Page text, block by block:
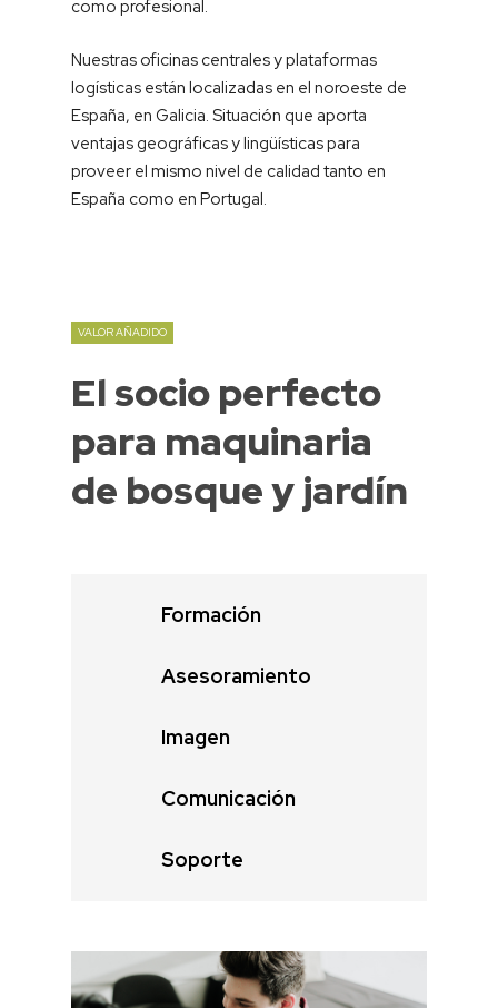
como profesional.
Nuestras oficinas centrales y plataformas
logísticas están localizadas en el noroeste de
España, en Galicia. Situación que aporta
ventajas geográficas y lingüísticas para
proveer el mismo nivel de calidad tanto en
España como en Portugal.
VALOR AÑADIDO
Elsocio perfecto
para maquinaria
de bosquey jardín
Formación
Asesoramiento
Imagen
Comunicación
Soporte